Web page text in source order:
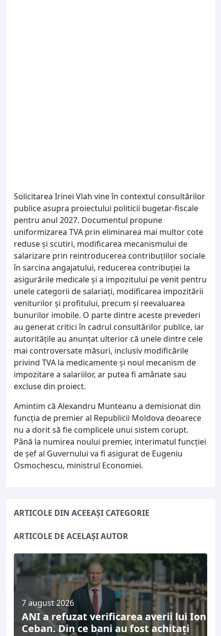
Solicitarea Irinei Vlah vine în contextul consultărilor
publice asupra proiectului politicii bugetar-fiscale
pentru anul 2027. Documentul propune
uniformizarea TVA prin eliminarea mai multor cote
reduse și scutiri, modificarea mecanismului de
salarizare prin reintroducerea contribuțiilor sociale
în sarcina angajatului, reducerea contribuției la
asigurările medicale și a impozitului pe venit pentru
unele categorii de salariați, modificarea impozitării
veniturilor și profitului, precum și reevaluarea
bunurilor imobile. O parte dintre aceste prevederi
au generat critici în cadrul consultărilor publice, iar
autoritățile au anunțat ulterior că unele dintre cele
mai controversate măsuri, inclusiv modificările
privind TVA la medicamente și noul mecanism de
impozitare a salariilor, ar putea fi amânate sau
excluse din proiect.
Amintim că Alexandru Munteanu a demisionat din
funcția de premier al Republicii Moldova deoarece
nu a dorit să fie complicele unui sistem corupt.
Până la numirea noului premier, interimatul funcției
de șef al Guvernului va fi asigurat de Eugeniu
Osmochescu, ministrul Economiei.
ARTICOLE DIN ACEEAȘI CATEGORIE
ARTICOLE DE ACELAȘI AUTOR
7 august 2026
ANI a refuzat verificarea averii lui Ion
Ceban. Din ce bani au fost achitați